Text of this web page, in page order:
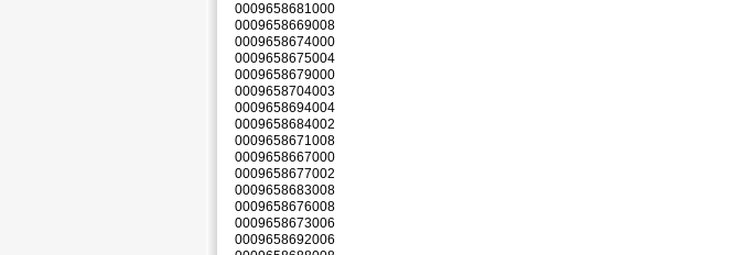
0009658681000
0009658669008
0009658674000
0009658675004
0009658679000
0009658704003
0009658694004
0009658684002
0009658671008
0009658667000
0009658677002
0009658683008
0009658676008
0009658673006
0009658692006